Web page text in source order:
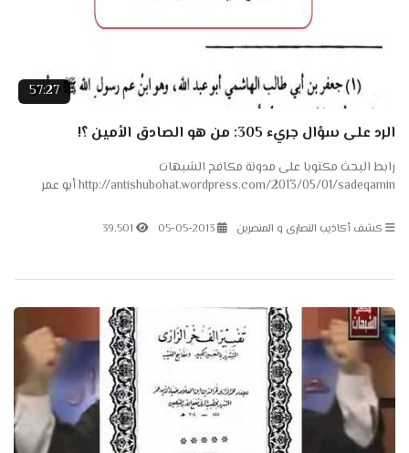
57:27
الرد على سؤال جريء 305: من هو الصادق الأمين ؟!
رابط البحث مكتوبا على مدونة مكافح الشبهات
http://antishubohat.wordpress.com/2013/05/01/sadeqamin أبو عمر
http://antishubohat.com
كشف أكاذيب النصارى و المنصرين 05-05-2013
39.501